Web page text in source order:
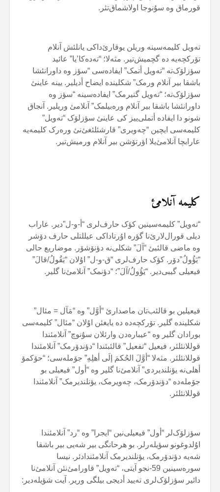
قورماق وە سۇنوجا اولاشماق‌تئر.
تەویل کلیمەسینە وریلن یوقارئ‌داکی یانلئش آنلام
تۆرکچەیە دە گچمیش‌تیر. مثەلا؛ “تەدەکا’یا” عائید
سؤزلۆک‌تە “تەویل أتمک” ایفادەسی “سؤز وە داورانئشا
باشقا بیر آنلام ورمک” شکلیندە ایضاح أدیلیر. یینە عاینئ
سؤزلۆک‌تە؛ “تەویل گتیرمک” ایفادەسینە “سؤز وە
داورانئشا باشقا بیر آنلام ورەبیلمک” آنلامئ وریلیر. آنجاق
شونو دا ایفادە أتملی‌ییز کی عاینئ سؤزلۆک “تەویل”
کلیمەسی ایچین “چەویری” قارشئلئغئ‌نئ ورەرک کلیمەیە
عارابچا آنلامئ‌یلا اؤرتۆشن بیر آنلام ورمیش‌تیر.
کلیمە آنلامئ
“تەویل” کلیمەسینین کؤک حارف‌لری “أ-و-ل”دیر. عاراب
دیلی قورال‌لارئ‌نا گؤرە اۇرتاداکی عیللتلی حارف دۆشر
وە ماضی قالئبئ “آلَ” شکلی‌نە دؤنۆشۆر. موضاریع حالی
“یَؤُولُ”دۆر. کؤک حارف‌لری “ق-و-ل” اۇلان “یَقُولُ/قالَ”
فیعیلی گیبی‌دیر. “یَؤُولُ/آلَ”؛ “دؤنمک” آنلامئ‌نا گلیر.
فیعیلین بو قالئب‌تان ماصدارئ “أوَّل” وە “مَآل = مئال”
شکلیندە گلیر. تۆرکچەدە دە یایغئن اۇلان “مئال” کلیمەسی
بورادان گلیر وە “عیبارەدن وارئلان سۇنوچ” آنلامئندا
قوللانئلئر، فیعیل “تفعیل” قالئبئندا “دؤندۆرمک” آنلامئندا
قوللانئلئر. مثەلا “أوَّلَ الحُکمَ إلَی أهلِەِ” جۆملەسی؛ “حۆکمۆ
أهلی‌نە یؤنلندیردی” آنلامئ‌نا گلیر وە “أول” فیعیلی بو
جۆملەدە “دؤندۆرمک، چەویرمک، یؤنلندیرمک” آنلامئندا
قوللانئلئر.
سؤزلۆک‌لر “أول” فیعیلی‌نین “ایجرا” وە “رد” آنلامئندا
اۇلدوغونو سؤیلەرلر. بو هرحانگی بیر شەیی بیر باشقا
شەیە دؤندۆرمک، یؤنلندیرمک آنلامئندادئر. نیسا
سورەسینین 59-نجو آیتی، “تەویل” قاورامئ‌نئن آنلامئ‌نا
دائیر سؤزلۆک‌لری تەیید أدیجی بیلگی وریر. آیت شؤیلەدیر: